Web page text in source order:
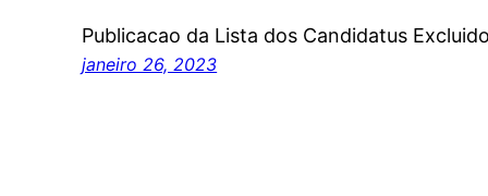
Publicacao da Lista dos Candidatus
janeiro 26, 2023